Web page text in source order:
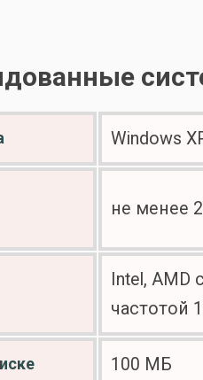
Windows
не менее
Intel, AMD
частотой
100 МБ